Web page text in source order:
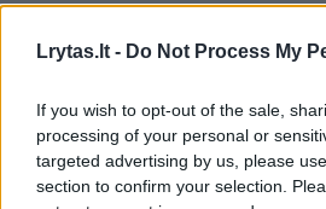
Lrytas.lt - Do Not Process My
If you wish to opt-out of the sale,
processing of your personal or
targeted advertising by us, please
section to confirm your selection.
Estijos prekybininkų
procentų, Lietuvoje –
Latvijoje – daugiau nei 24
Kitose Baltijos šalių rinkose